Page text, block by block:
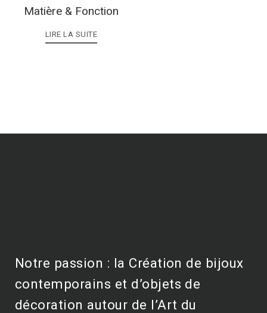
Matière & Fonction
LIRE LA SUITE
Notre passion : la Création de bijoux
contemporains et d’objets de
décoration autour de l’Art du